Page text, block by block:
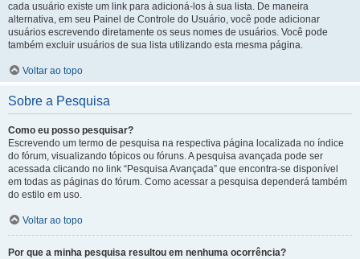
cada usuário existe um link para adicioná-los à sua lista. De maneira
alternativa, em seu Painel de Controle do Usuário, você pode adicionar
usuários escrevendo diretamente os seus nomes de usuários. Você pode
também excluir usuários de sua lista utilizando esta mesma página.
Voltar ao topo
Sobre a Pesquisa
Como eu posso pesquisar?
Escrevendo um termo de pesquisa na respectiva página localizada no índice
do fórum, visualizando tópicos ou fóruns. A pesquisa avançada pode ser
acessada clicando no link “Pesquisa Avançada” que encontra-se disponível
em todas as páginas do fórum. Como acessar a pesquisa dependerá também
do estilo em uso.
Voltar ao topo
Por que a minha pesquisa resultou em nenhuma ocorrência?